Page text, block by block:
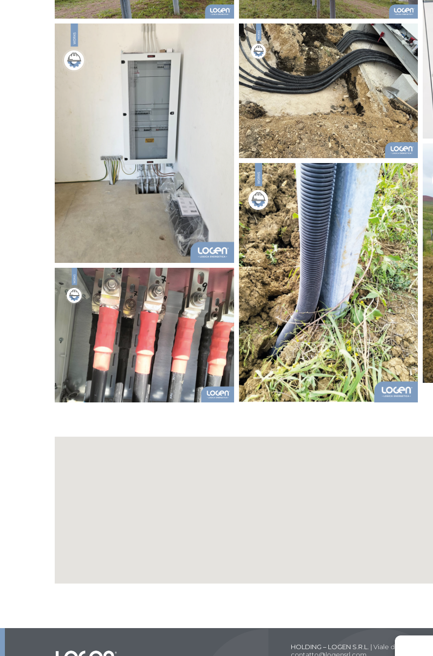
HOLDING – LOGEN S.R.L. | Viale dei Colli